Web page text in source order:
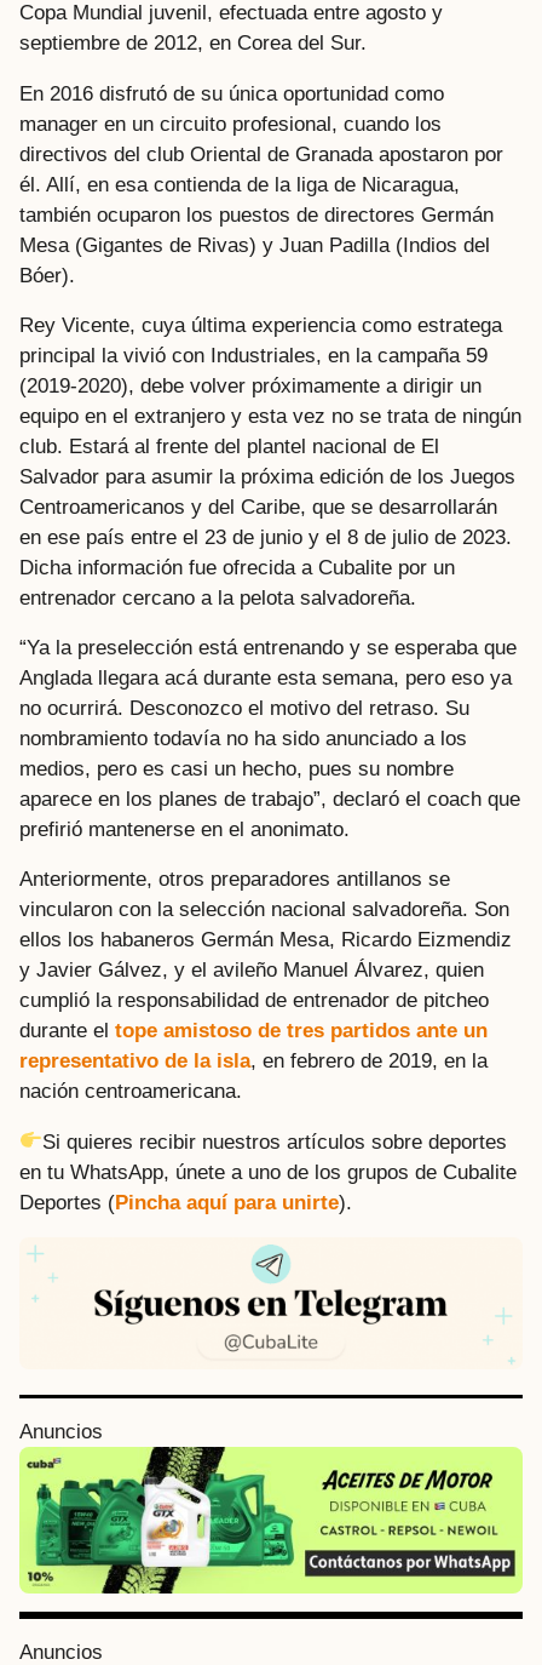
Copa Mundial juvenil, efectuada entre agosto y
septiembre de 2012, en Corea del Sur.
En 2016 disfrutó de su única oportunidad como
manager en un circuito profesional, cuando los
directivos del club Oriental de Granada apostaron por
él. Allí, en esa contienda de la liga de Nicaragua,
también ocuparon los puestos de directores Germán
Mesa (Gigantes de Rivas) y Juan Padilla (Indios del
Bóer).
Rey Vicente, cuya última experiencia como estratega
principal la vivió con Industriales, en la campaña 59
(2019-2020), debe volver próximamente a dirigir un
equipo en el extranjero y esta vez no se trata de ningún
club. Estará al frente del plantel nacional de El
Salvador para asumir la próxima edición de los Juegos
Centroamericanos y del Caribe, que se desarrollarán
en ese país entre el 23 de junio y el 8 de julio de 2023.
Dicha información fue ofrecida a Cubalite por un
entrenador cercano a la pelota salvadoreña.
“Ya la preselección está entrenando y se esperaba que
Anglada llegara acá durante esta semana, pero eso ya
no ocurrirá. Desconozco el motivo del retraso. Su
nombramiento todavía no ha sido anunciado a los
medios, pero es casi un hecho, pues su nombre
aparece en los planes de trabajo”, declaró el coach que
prefirió mantenerse en el anonimato.
Anteriormente, otros preparadores antillanos se
vincularon con la selección nacional salvadoreña. Son
ellos los habaneros Germán Mesa, Ricardo Eizmendiz
y Javier Gálvez, y el avileño Manuel Álvarez, quien
cumplió la responsabilidad de entrenador de pitcheo
durante el tope amistoso de tres partidos ante un
representativo de la isla, en febrero de 2019, en la
nación centroamericana.
Si quieres recibir nuestros artículos sobre deportes
en tu WhatsApp, únete a uno de los grupos de Cubalite
Deportes (Pincha aquí para unirte).
Anuncios
Anuncios
P
o
P
a
g
i